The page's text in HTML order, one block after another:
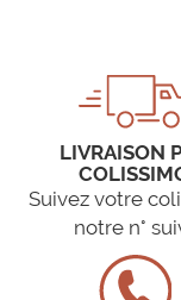
LIVRAISON
Suivez votre
notre n°